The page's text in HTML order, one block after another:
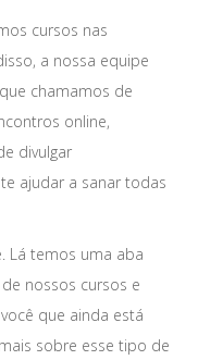
cursos nas
a nossa equipe
chamamos de
online,
divulgar
ajudar a sanar todas
Lá temos uma aba
nossos cursos e
que ainda está
sobre esse tipo de